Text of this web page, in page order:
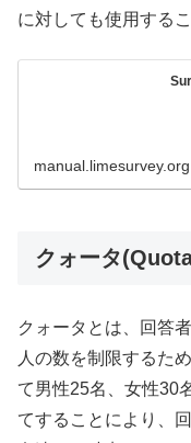
に対しても使用する
manual.limesurvey.org
クォータ
クォータとは、回答
人の数を制限するた
て男性25名、女性30
てすることにより、